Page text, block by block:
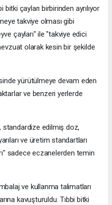
bitki çayları birbirinden ayrılıyor
takviye olması gibi
çayları" ile "takviye edici
olarak kesin bir şekilde
yürütülmeye devam eden
ve benzeri yerlerde
standardize edilmiş doz,
ve üretim standartları
sadece eczanelerden temin
ve kullanma talimatları
kavuşturuldu. Tıbbi bitki